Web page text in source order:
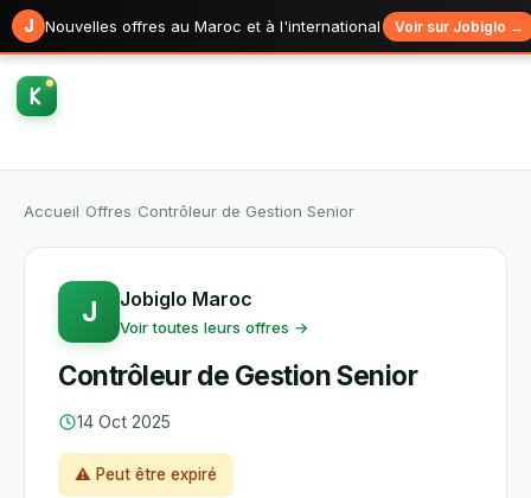
J Nouvelles offres au Maroc et à l'international Voir sur Jobiglo →
Accueil Offres Contrôleur de Gestion Senior
J Jobiglo Maroc
Voir toutes leurs offres →
Contrôleur de Gestion Senior
14 Oct 2025
⚠ Peut être expiré